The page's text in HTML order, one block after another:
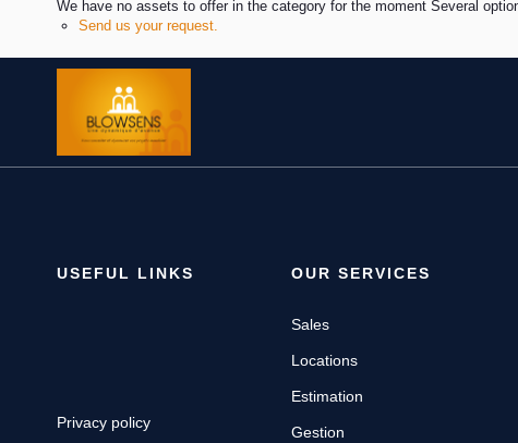
We have no assets to offer in the category for the moment Several
Send us your request.
USEFUL LINKS
Privacy policy
OUR SERVICES
Sales
Locations
Estimation
Gestion